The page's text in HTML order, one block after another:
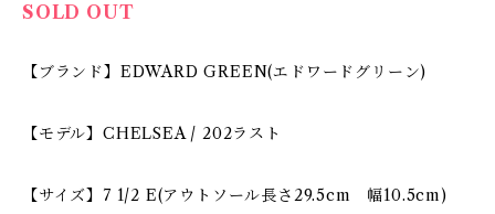
SOLD OUT
【ブランド】EDWARD GREEN(エドワードグリーン)
【モデル】CHELSEA / 202ラスト
【サイズ】7 1/2 E(アウトソール長さ29.5cm 幅10.5cm)